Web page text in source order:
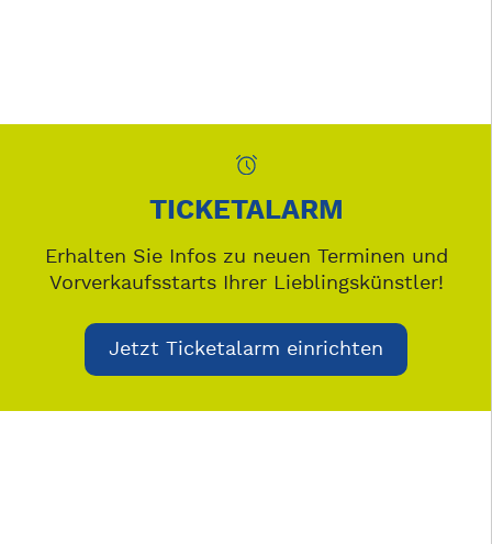
TICKETALARM
Erhalten Sie Infos zu neuen Terminen und
Vorverkaufsstarts Ihrer Lieblingskünstler!
Jetzt Ticketalarm einrichten